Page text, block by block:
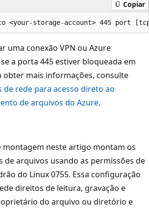
Copiar
uma conexão VPN ou Azure
a porta 445 estiver bloqueada em
obter mais informações, consulte
de rede para acesso direto ao
de arquivos do Azure.
montagem neste artigo montam os
arquivos usando as permissões de
do Linux 0755. Essa configuração
direitos de leitura, gravação e
do arquivo ou diretório e